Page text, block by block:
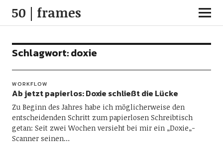
50 | frames
Schlagwort:doxie
WORKFLOW
Ab jetzt papierlos: Doxie schließt die Lücke
Zu Beginn des Jahres habe ich möglicherweise den
entscheidenden Schritt zum papierlosen Schreibtisch
getan: Seit zwei Wochen versieht bei mir ein „Doxie„-
Scanner seinen…